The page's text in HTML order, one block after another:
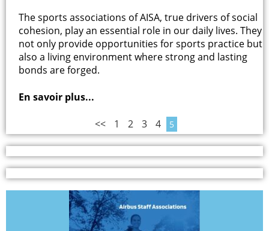
The sports associations of AISA, true drivers of social
cohesion, play an essential role in our daily lives. They
not only provide opportunities for sports practice but
also a living environment where strong and lasting
bonds are forged.
En savoir plus...
<< 1 2 3 4 5